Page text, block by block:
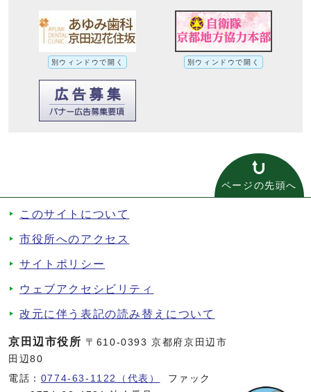
別ウィンドウで開く 別ウィンドウで開く
ページの先頭へ
このサイトについて
市役所へのアクセス
サイトポリシー
ウェブアクセシビリティ
改元に伴う表記の読み替えについて
京田辺市役所 〒610-0393 京都府京田辺市
田辺80
電話： 0774-63-1122（代表）
ファック